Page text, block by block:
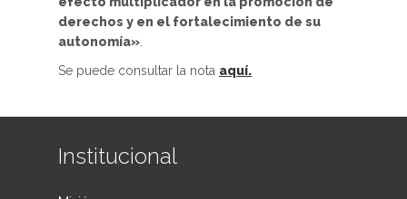
derechos y en el fortalecimiento de su
autonomía»
Se puede consultar la nota aquí.
Institucional